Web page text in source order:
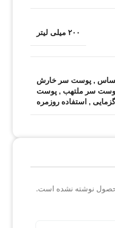
۲۰۰ میلی لیتر
, پوست سر خارش
سر ملتهب , پوست
, استفاده روزمره
نوشته نشده است.